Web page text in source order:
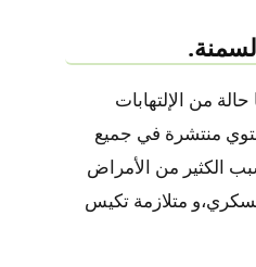
من الإلتهابات
منتشرة في جميع
الكثير من الأمراض
متلازمة تكيس